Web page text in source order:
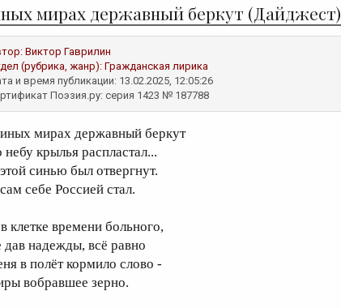
мирах державный беркут (Дайджест)
Виктор Гаврилин
(рубрика, жанр):Гражданская лирика
и время публикации: 13.02.2025, 12:05:26
Поэзия.ру: серия 1423 № 187788
мирах державный беркут
небу крылья распластал...
синью был отвергнут.
себе Россией стал.
клетке времени больного,
дав надежды, всё равно
в полёт кормило слово -
вобравшее зерно.